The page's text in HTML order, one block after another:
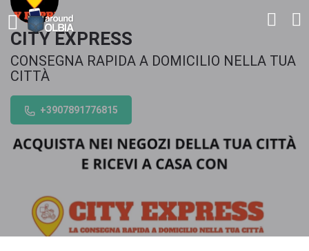
CITY EXPRESS
CONSEGNA RAPIDA A DOMICILIO NELLA TUA
CITTÀ
+3907891776815